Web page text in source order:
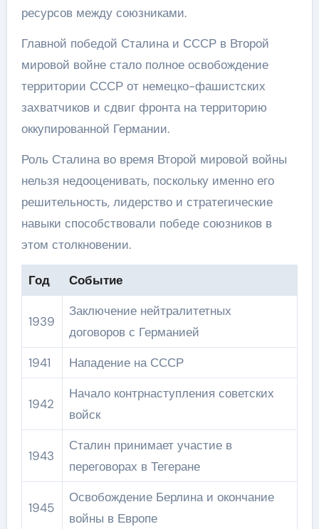
ресурсов между союзниками.
Главной победой Сталина и СССР в Второй
мировой войне стало полное освобождение
территории СССР от немецко-фашистских
захватчиков и сдвиг фронта на территорию
оккупированной Германии.
Роль Сталина во время Второй мировой войны
нельзя недооценивать, поскольку именно его
решительность, лидерство и стратегические
навыки способствовали победе союзников в
этом столкновении.
Год Событие
1939
Заключение нейтралитетных
договоров с Германией
1941
Нападение на СССР
1942
Начало контрнаступления советских
войск
1943
Сталин принимает участие в
переговорах в Тегеране
1945
Освобождение Берлина и окончание
войны в Европе